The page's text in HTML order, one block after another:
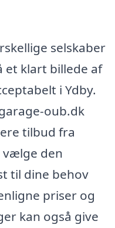
selskaber
et klart billede af
i Ydby.
oub.dk
tilbud fra
vælge den
til dine behov
priser og
kan også give